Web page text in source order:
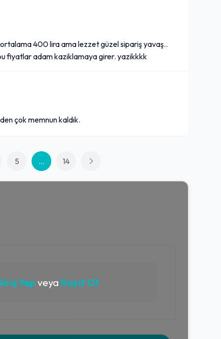
400 lira ama lezzet güzel sipariş yavaş..
fiyatlar adam kaziklamaya girer. yazikkkk
çok memnun kaldık.
5 ... 14
Yap veya Kayıt Ol